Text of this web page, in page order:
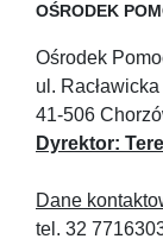
OŚRODEK
Ośrodek
ul.
41-506
Dyrektor:
Dane
tel. 32